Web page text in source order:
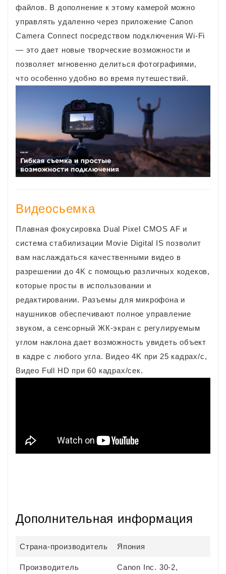
файлов. В дополнение к этому камерой можно
управлять удаленно через приложение Canon
Camera Connect посредством подключения Wi-Fi
— это дает новые творческие возможности и
позволяет мгновенно делиться фотографиями,
что особенно удобно во время путешествий.
Видеосьемка
Плавная фокусировка Dual Pixel CMOS AF и
система стабилизации Movie Digital IS позволит
вам наслаждаться качественными видео в
разрешении до 4K с помощью различных кодеков,
которые просты в использовании и
редактировании. Разъемы для микрофона и
наушников обеспечивают полное управление
звуком, а сенсорный ЖК-экран с регулируемым
углом наклона дает возможность увидеть объект
в кадре с любого угла. Видео 4K при 25 кадрах/с,
Видео Full HD при 60 кадрах/сек.
Дополнительная информация
Страна-производитель Япония
Производитель
Canon Inc. 30-2,